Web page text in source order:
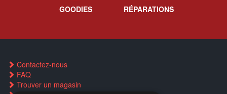
GOODIES RÉPARATIONS
Contactez-nous
FAQ
Trouver un magasin